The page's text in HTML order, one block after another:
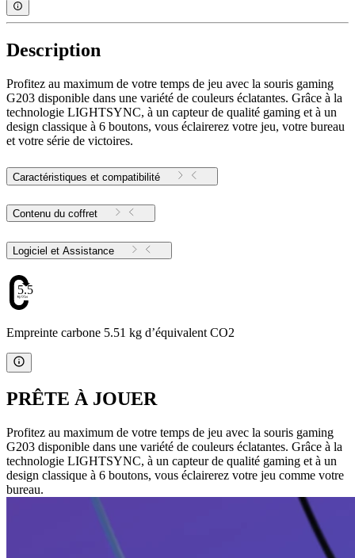
Description
Profitez au maximum de votre temps de jeu avec la souris gaming
G203 disponible dans une variété de couleurs éclatantes. Grâce à la
technologie LIGHTSYNC, à un capteur de qualité gaming et à un
design classique à 6 boutons, vous éclairerez votre jeu, votre bureau
et votre série de victoires.
Caractéristiques et compatibilité
Contenu du coffret
Logiciel et Assistance
5.51
Empreinte carbone 5.51 kg d’équivalent CO2
PRÊTE À JOUER
Profitez au maximum de votre temps de jeu avec la souris gaming
G203 disponible dans une variété de couleurs éclatantes. Grâce à la
technologie LIGHTSYNC, à un capteur de qualité gaming et à un
design classique à 6 boutons, vous éclairerez votre jeu comme votre
bureau.